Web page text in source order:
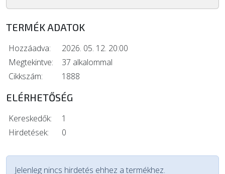
TERMÉK ADATOK
Hozzáadva:
2026. 05. 12. 20:00
Megtekintve:
37 alkalommal
Cikkszám:
1888
ELÉRHETŐSÉG
Kereskedők:
1
Hirdetések:
0
Jelenleg nincs hirdetés ehhez a termékhez.